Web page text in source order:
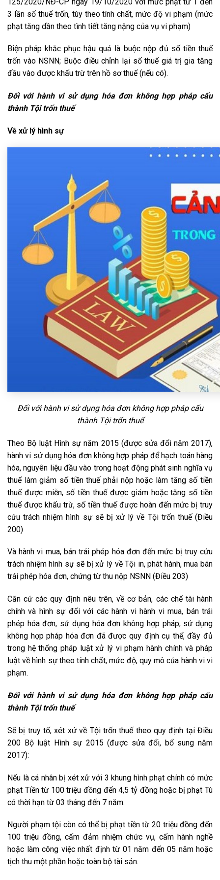
3 lần số thuế trốn, tùy theo tính chất, mức độ vi phạm (mức
phạt tăng dần theo tình tiết tăng nặng của vụ vi phạm)
Biện pháp khắc phục hậu quả là buộc nộp đủ số tiền thuế
trốn vào NSNN; Buộc điều chỉnh lại số thuế giá trị gia tăng
đầu vào được khấu trừ trên hồ sơ thuế (nếu có).
Đối với hành vi sử dụng hóa đơn không hợp pháp cấu
thành Tội trốn thuế
Về xử lý hình sự
Đối với hành vi sử dụng hóa đơn không hợp pháp cấu
thành Tội trốn thuế
Theo Bộ luật Hình sự năm 2015 (được sửa đổi năm 2017),
hành vi sử dụng hóa đơn không hợp pháp để hạch toán hàng
hóa, nguyên liệu đầu vào trong hoạt động phát sinh nghĩa vụ
thuế làm giảm số tiền thuế phải nộp hoặc làm tăng số tiền
thuế được miễn, số tiền thuế được giảm hoặc tăng số tiền
thuế được khấu trừ, số tiền thuế được hoàn đến mức bị truy
cứu trách nhiệm hình sự sẽ bị xử lý về Tội trốn thuế (Điều
200)
Và hành vi mua, bán trái phép hóa đơn đến mức bị truy cứu
trách nhiệm hình sự sẽ bị xử lý về Tội in, phát hành, mua bán
trái phép hóa đơn, chứng từ thu nộp NSNN (Điều 203)
Căn cứ các quy định nêu trên, về cơ bản, các chế tài hành
chính và hình sự đối với các hành vi hành vi mua, bán trái
phép hóa đơn, sử dụng hóa đơn không hợp pháp, sử dụng
không hợp pháp hóa đơn đã được quy định cụ thể, đầy đủ
trong hệ thống pháp luật xử lý vi phạm hành chính và pháp
luật về hình sự theo tính chất, mức độ, quy mô của hành vi vi
phạm.
Đối với hành vi sử dụng hóa đơn không hợp pháp cấu
thành Tội trốn thuế
Sẽ bị truy tố, xét xử về Tội trốn thuế theo quy định tại Điều
200 Bộ luật Hình sự 2015 (được sửa đổi, bổ sung năm
2017):
Nếu là cá nhân bị xét xử với 3 khung hình phạt chính có mức
phạt Tiền từ 100 triệu đồng đến 4,5 tỷ đồng hoặc bị phạt Tù
có thời hạn từ 03 tháng đến 7 năm.
Người phạm tội còn có thể bị phạt tiền từ 20 triệu đồng đến
100 triệu đồng, cấm đảm nhiệm chức vụ, cấm hành nghề
hoặc làm công việc nhất định từ 01 năm đến 05 năm hoặc
tịch thu một phần hoặc toàn bộ tài sản.